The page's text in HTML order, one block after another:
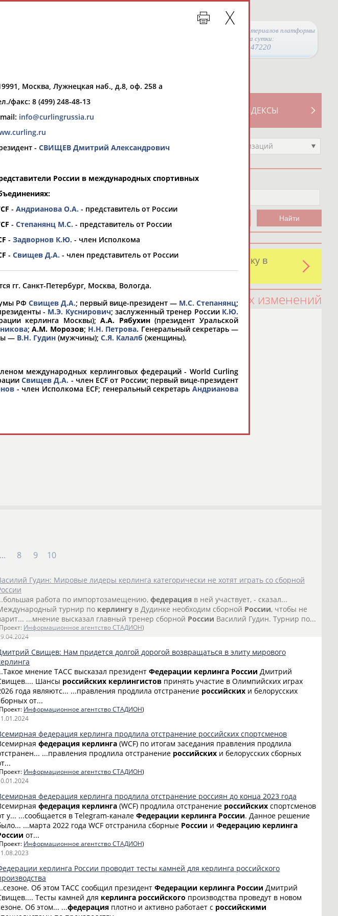
Просмотры материалов платформы
за сутки:
47220
СВОДНЫЕ ИНДЕКСЫ
Выберите другой тип организаций
организации или обнаружили какую-либо ошибку в
это сделать самостоятельно
100 последних изменений
... 8 9 10
Гудин: Мировые лидеры керлинга категорически не хотят играть со сборной
работа по импортозамещению, федерация в ней участвует, - сказал...
турнир по керлингу в Дудинке необходим сборной России, чтобы не
...мнение высказал главный тренер сборной России Василий Гудин. Турнир по...
Информационное агентство СТАДИОН)
Свищев: Нам придется долгой дорогой возвращаться в элиту мирового
мнение ТАСС высказал президент Федерации керлинга России Дмитрий
Шансы российских керлингистов принять участие в Олимпийских играх
года являютс... ...правления продлила отстранение российских и белорусских
от...
Информационное агентство СТАДИОН)
федерация керлинга продлила отстранение российских спортсменов
федерация керлинга (WCF) по итогам заседания правления продлила
...правления продлила отстранение российских и белорусских сборных
Информационное агентство СТАДИОН)
федерация керлинга продлила отстранение россиян до конца 2023 года
федерация керлинга (WCF) продлила отстранение российских спортсменов
у... ...сообщается в Telegram-канале Федерации керлинга России. Данное решение
...марта 2022 года WCF отстранила сборные России и Федерацию керлинга
от...
Информационное агентство СТАДИОН)
керлинга России проводит тесты камней для керлинга российского
Об этом ТАСС сообщил президент Федерации керлинга России Дмитрий
Тесты камней для керлинга российского производства проведут в новом
Об этом... ...федерация плотно и активно работает с российскими
Москва, Лужнецкая наб., д.8, оф. 258 а
факс: 8 (499) 248-48-13
info@curlingrussia.ru
- СВИЩЕВ Дмитрий Александрович
России в международных спортивных
- Андрианова О.А. - представитель от России
- Степанянц М.С. - представитель от России
- Задворнов К.Ю. - член Исполкома
- Свищев Д.А. - член представитель от России
гг. Санкт-Петербург, Москва, Вологда.
РФ Свищев Д.А.; первый вице-президент — М.С. Степанянц;
- М.Э. Куснирович; заслуженный тренер России К.Ю.
керлинга Москвы);А.А. Рябухин(президент Уральской
;А.М. Морозов; Н.Н. Петрова. Генеральный секретарь —
— В.Н. Гудин (мужчины); С.Я. Калалб (женщины).
международных керлинговых федераций - World Curling
Свищев Д.А. - член ECF от России; первый вице-президент
- член Исполкома ECF; генеральный секретарь Андрианова